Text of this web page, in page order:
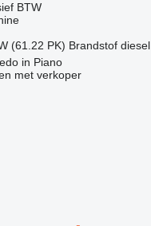
BTW
(61.22 PK) Brandstof diesel
in Piano
met verkoper